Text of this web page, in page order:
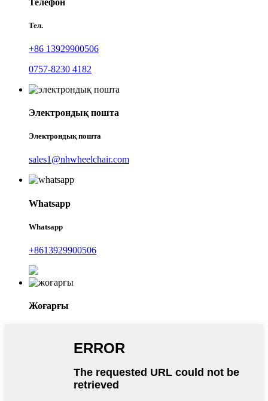
Тел.
+86 13929900506
0757-8230 4182
Электрондық пошта
Электрондық пошта
sales1@nhwheelchair.com
Whatsapp
Whatsapp
+8613929900506
Жоғарғы